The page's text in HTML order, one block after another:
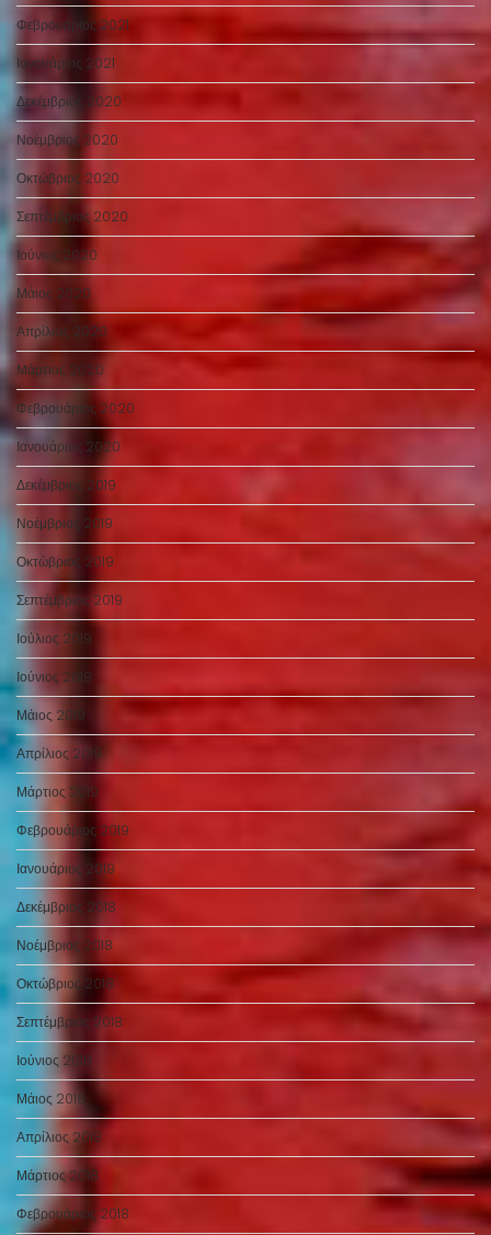
Φεβρουάριος 2021
Ιανουάριος 2021
Δεκέμβριος 2020
Νοέμβριος 2020
Οκτώβριος 2020
Σεπτέμβριος 2020
Ιούνιος 2020
Μάιος 2020
Απρίλιος 2020
Μάρτιος 2020
Φεβρουάριος 2020
Ιανουάριος 2020
Δεκέμβριος 2019
Νοέμβριος 2019
Οκτώβριος 2019
Σεπτέμβριος 2019
Ιούλιος 2019
Ιούνιος 2019
Μάιος 2019
Απρίλιος 2019
Μάρτιος 2019
Φεβρουάριος 2019
Ιανουάριος 2019
Δεκέμβριος 2018
Νοέμβριος 2018
Οκτώβριος 2018
Σεπτέμβριος 2018
Ιούνιος 2018
Μάιος 2018
Απρίλιος 2018
Μάρτιος 2018
Φεβρουάριος 2018